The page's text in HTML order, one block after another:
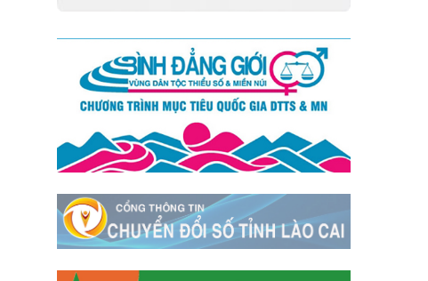
Xã Hợp Thành
Xã Phong Hải
Xã Xuân
Quang
Xã Bảo Thắng
Xã Tằng Loỏng
Xã Gia Phú
Xã Mường
Hum
Xã Y Tý
Xã A Mú Sung